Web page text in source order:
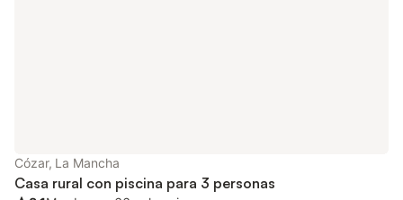
Cózar, La Mancha
Casa rural con piscina para 3 personas